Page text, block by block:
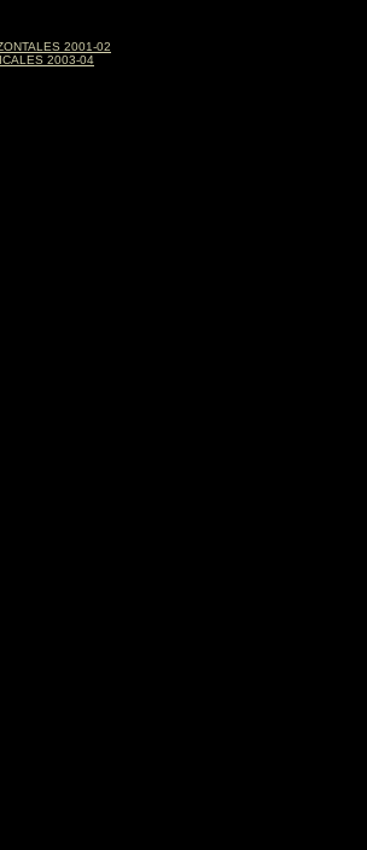
2001-02
2003-04